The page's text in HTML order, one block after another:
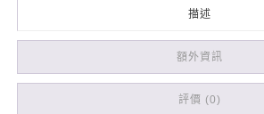
約
珊
描述
額外資訊
評價 (0)